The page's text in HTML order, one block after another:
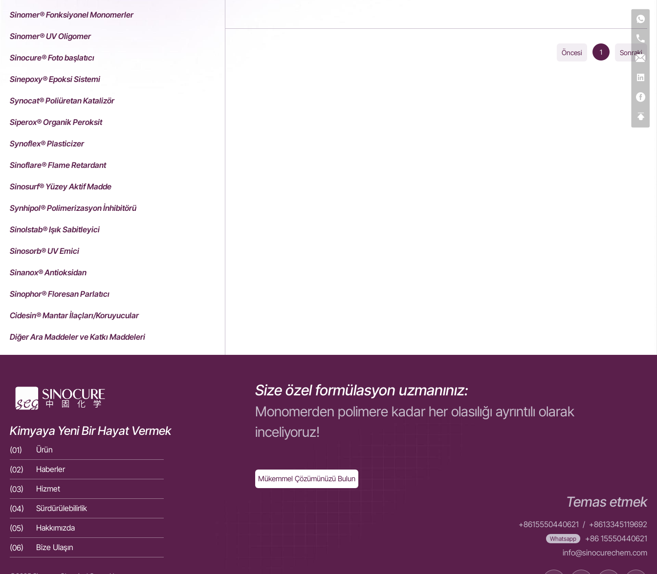
Sinomer® Fonksiyonel Monomerler
Sinomer® UV Oligomer
Sinocure® Foto başlatıcı
Sinepoxy® Epoksi Sistemi
Synocat® Poliüretan Katalizör
Siperox® Organik Peroksit
Synoflex® Plasticizer
Sinoflare® Flame Retardant
Sinosurf® Yüzey Aktif Madde
Synhipol® Polimerizasyon İnhibitörü
Sinolstab® Işık Sabitleyici
Sinosorb® UV Emici
Sinanox® Antioksidan
Sinophor® Floresan Parlatıcı
Cidesin® Mantar İlaçları/Koruyucular
Diğer Ara Maddeler ve Katkı Maddeleri
Öncesi 1 Sonraki
Kimyaya Yeni Bir Hayat Vermek
Size özel formülasyon uzmanınız:
Monomerden polimere kadar her olasılığı ayrıntılı olarak
inceliyoruz!
(01) Ürün
(02)
Haberler
(03)
Hizmet
(04)
Sürdürülebilirlik
(05)
Hakkımızda
(06)
Bize Ulaşın
Mükemmel Çözümünüzü Bulun
Temas etmek
+8615550440621 / +8613345119692
Whatsapp
+86 15550440621
info@sinocurechem.com